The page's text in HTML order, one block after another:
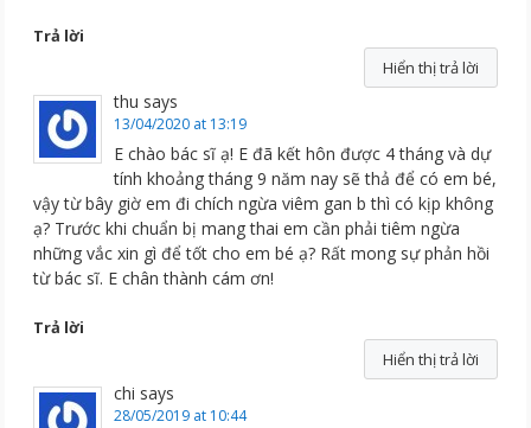
Trả lời
Hiển thị trả lời
thu says
13/04/2020 at 13:19
E chào bác sĩ ạ! E đã kết hôn được 4 tháng và dự
tính khoảng tháng 9 năm nay sẽ thả để có em bé,
vậy từ bây giờ em đi chích ngừa viêm gan b thì có kịp không
ạ? Trước khi chuẩn bị mang thai em cần phải tiêm ngừa
những vắc xin gì để tốt cho em bé ạ? Rất mong sự phản hồi
từ bác sĩ. E chân thành cám ơn!
Trả lời
Hiển thị trả lời
chi says
28/05/2019 at 10:44